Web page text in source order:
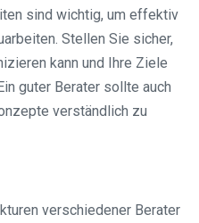
sind wichtig, um effektiv
Stellen Sie sicher,
kann und Ihre Ziele
guter Berater sollte auch
verständlich zu
verschiedener Berater